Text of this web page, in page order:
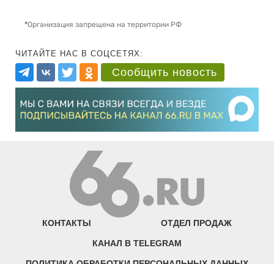
*Организация запрещена на территории РФ
ЧИТАЙТЕ НАС В СОЦСЕТЯХ:
Сообщить новость
КОНТАКТЫ ОТДЕЛ ПРОДАЖ
КАНАЛ В TELEGRAM